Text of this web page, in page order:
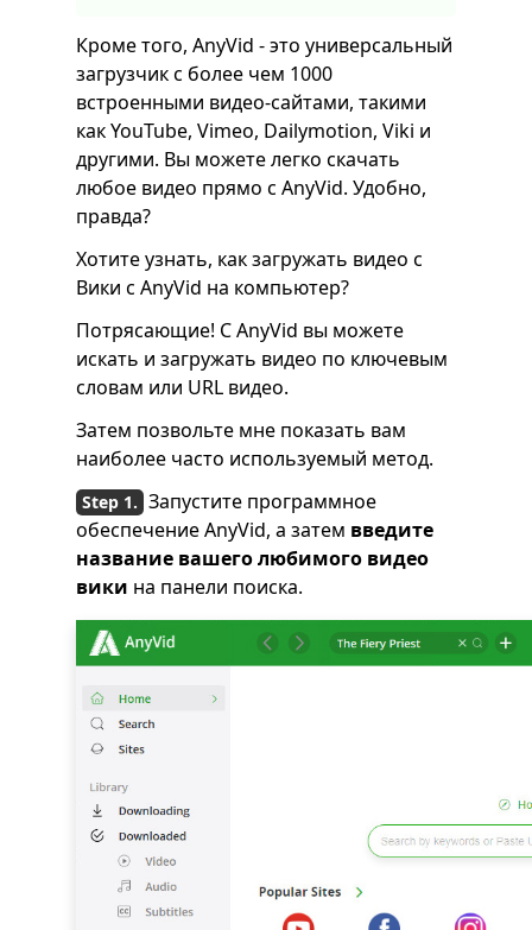
Кроме того, AnyVid - это универсальный
загрузчик с более чем 1000
встроенными видео-сайтами, такими
как YouTube, Vimeo, Dailymotion, Viki и
другими. Вы можете легко скачать
любое видео прямо с AnyVid. Удобно,
правда?
Хотите узнать, как загружать видео с
Вики с AnyVid на компьютер?
Потрясающие! С AnyVid вы можете
искать и загружать видео по ключевым
словам или URL видео.
Затем позвольте мне показать вам
наиболее часто используемый метод.
Запустите программное
обеспечение AnyVid, а затем введите
название вашего любимого видео
вики на панели поиска.